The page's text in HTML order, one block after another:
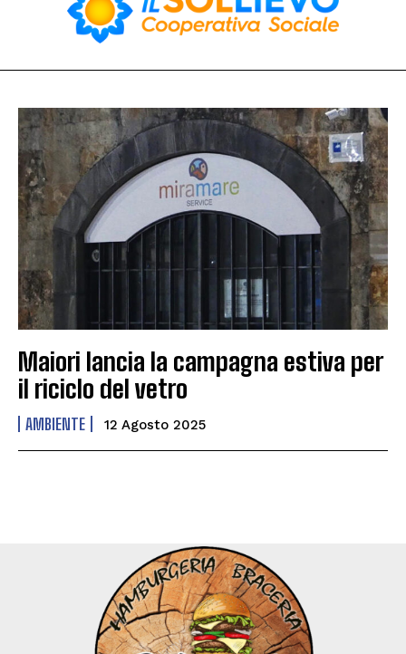
Maiori lancia la campagna estiva per
il riciclo del vetro
AMBIENTE 12 Agosto 2025